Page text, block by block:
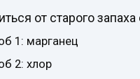
от старого
1: марганец
2: хлор